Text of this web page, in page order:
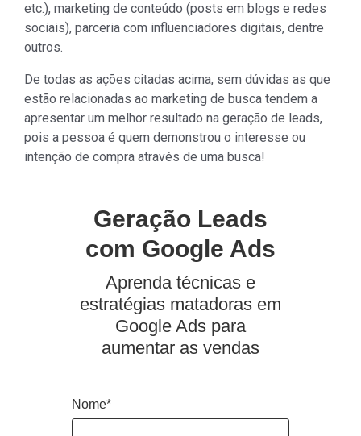
etc.), marketing de conteúdo (posts em blogs e redes
sociais), parceria com influenciadores digitais, dentre
outros.
De todas as ações citadas acima, sem dúvidas as que
estão relacionadas ao marketing de busca tendem a
apresentar um melhor resultado na geração de leads,
pois a pessoa é quem demonstrou o interesse ou
intenção de compra através de uma busca!
Geração Leads
com Google Ads
Aprenda técnicas e
estratégias matadoras em
Google Ads para
aumentar as vendas
Nome*